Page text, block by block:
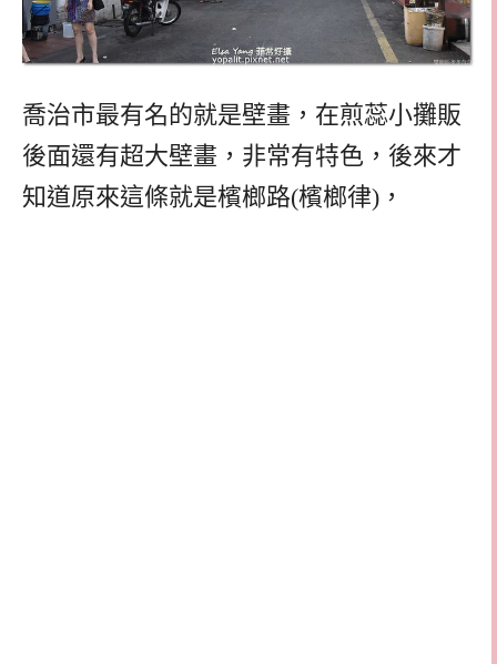
喬治市最有名的就是壁畫，在煎蕊小攤販
後面還有超大壁畫，非常有特色，後來才
知道原來這條就是檳榔路(檳榔律)，